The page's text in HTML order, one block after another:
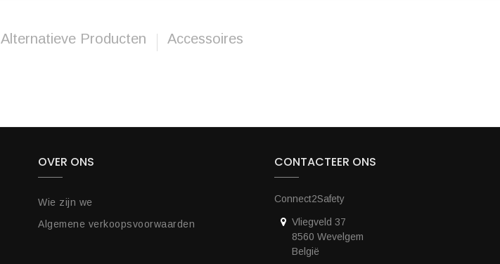
Alternatieve Producten Accessoires
OVER ONS
Wie zijn we
Algemene verkoopsvoorwaarden
CONTACTEER ONS
Connect2Safety
Vliegveld 37
8560 Wevelgem
België